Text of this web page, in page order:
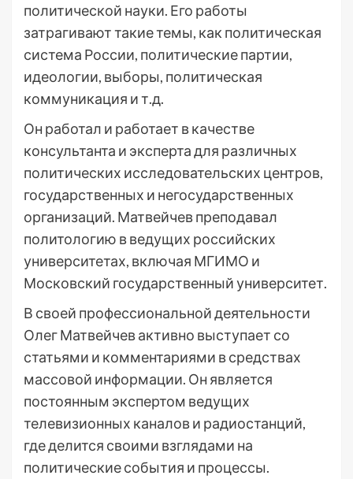
политической науки. Его работы
затрагивают такие темы, как политическая
система России, политические партии,
идеологии, выборы, политическая
коммуникация и т.д.
Он работал и работает в качестве
консультанта и эксперта для различных
политических исследовательских центров,
государственных и негосударственных
организаций. Матвейчев преподавал
политологию в ведущих российских
университетах, включая МГИМО и
Московский государственный университет.
В своей профессиональной деятельности
Олег Матвейчев активно выступает со
статьями и комментариями в средствах
массовой информации. Он является
постоянным экспертом ведущих
телевизионных каналов и радиостанций,
где делится своими взглядами на
политические события и процессы.